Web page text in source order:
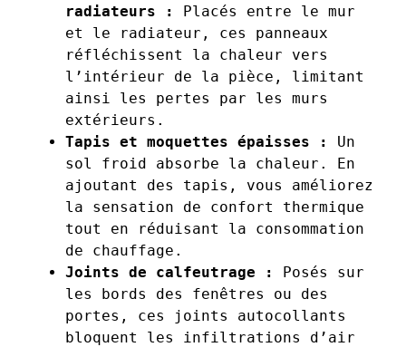
radiateurs :
Placés entre le mur
et le radiateur, ces panneaux
réfléchissent la chaleur vers
l’intérieur de la pièce, limitant
ainsi les pertes par les murs
extérieurs.
Tapis et moquettes épaisses :
Un
sol froid absorbe la chaleur. En
ajoutant des tapis, vous améliorez
la sensation de confort thermique
tout en réduisant la consommation
de chauffage.
Joints de calfeutrage :
Posés sur
les bords des fenêtres ou des
portes, ces joints autocollants
bloquent les infiltrations d’air